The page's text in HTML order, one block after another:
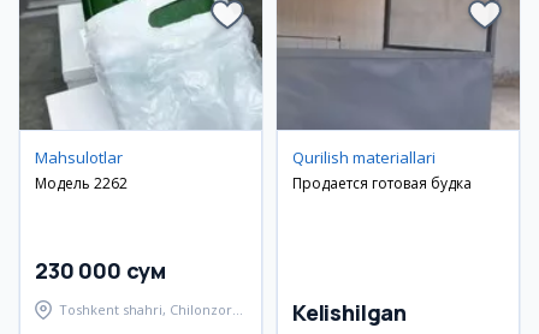
Mahsulotlar
Модель 2262
230 000 сум
Toshkent shahri, Chilonzor
Qurilish materiallari
Продается готовая будка
Kelishilgan